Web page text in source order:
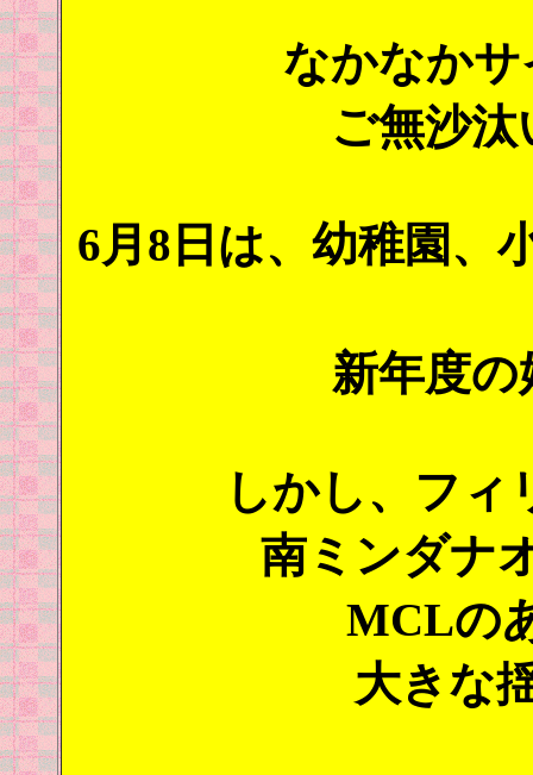
なかなか
ご無沙
6月8日は、幼稚園、
新年度
しかし、フィ
南ミンダナ
MCLの
大きな